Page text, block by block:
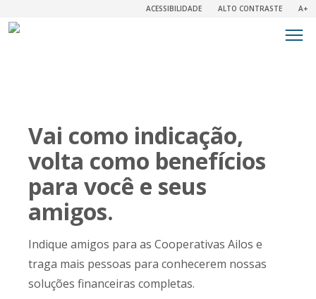
ACESSIBILIDADE ALTO CONTRASTE A+
Vai como indicação,
volta como benefícios
para você e seus
amigos.
Indique amigos para as Cooperativas Ailos e
traga mais pessoas para conhecerem nossas
soluções financeiras completas.